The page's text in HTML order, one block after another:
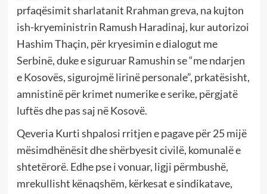
prfaqësimit sharlatanit Rrahman greva, na kujton
ish-kryeministrin Ramush Haradinaj, kur autorizoi
Hashim Thaçin, për kryesimin e dialogut me
Serbinë, duke e siguruar Ramushin se “me ndarjen
e Kosovës, sigurojmë lirinë personale”, prkatësisht,
amnistinë për krimet numerike e serike, përgjatë
luftës dhe pas saj në Kosovë.
Qeveria Kurti shpalosi rritjen e pagave për 25 mijë
mësimdhënësit dhe shërbyesit civilë, komunalë e
shtetërorë. Edhe pse i vonuar, ligji përmbushë,
mrekullisht kënaqshëm, kërkesat e sindikatave,